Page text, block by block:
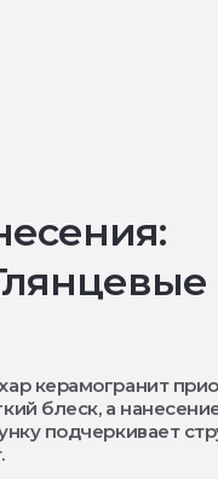
керамогранит
блеск, а
подчеркивает